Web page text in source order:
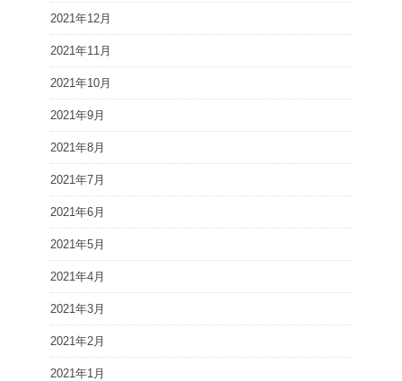
2021年12月
2021年11月
2021年10月
2021年9月
2021年8月
2021年7月
2021年6月
2021年5月
2021年4月
2021年3月
2021年2月
2021年1月